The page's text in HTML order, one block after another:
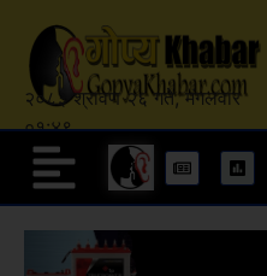
२०८३ श्रावण २६ गते, मंगलवार
०१:४९